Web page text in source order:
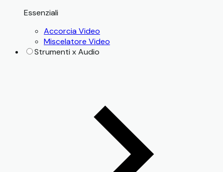
Essenziali
Accorcia Video
Miscelatore Video
Strumenti x Audio